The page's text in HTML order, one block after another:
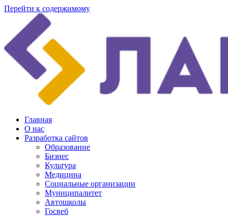
Перейти к содержимому
Главная
О нас
Разработка сайтов
Образование
Бизнес
Культура
Медицина
Социальные организации
Муниципалитет
Автошколы
Госвеб